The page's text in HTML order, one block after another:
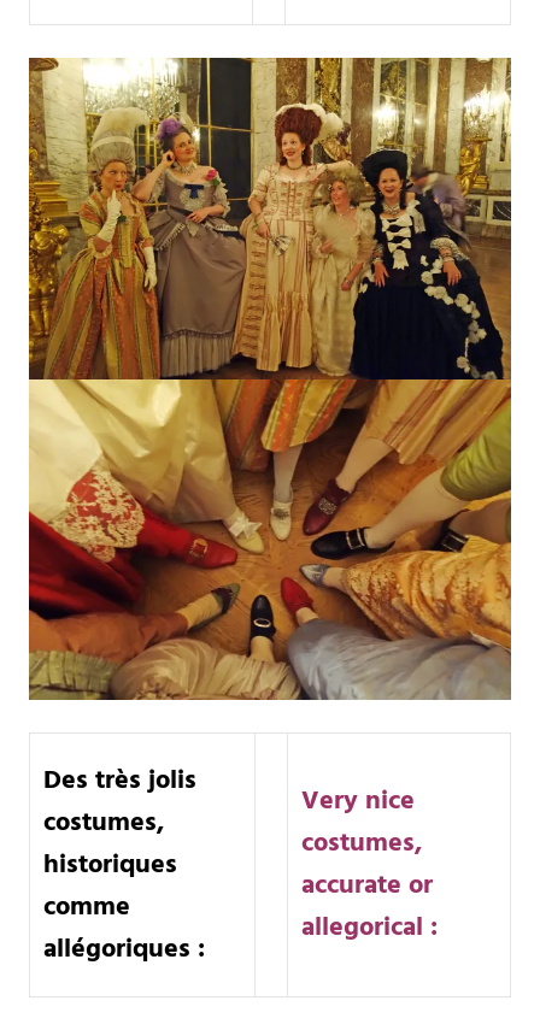
Des très jolis
costumes,
historiques
comme
allégoriques :
Very nice
costumes,
accurate or
allegorical :